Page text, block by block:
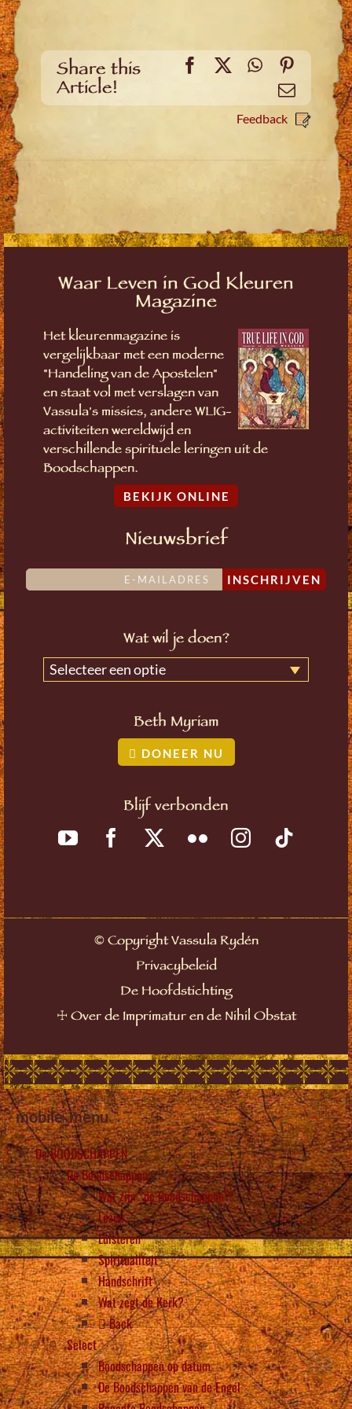
Share this
Article!
Facebook
X WhatsApp
Email
Feedback
Waar Leven in God Kleuren
Magazine
Het kleurenmagazine is
vergelijkbaar met een moderne
"Handeling van de Apostelen"
en staat vol met verslagen van
Vassula's missies, andere WLIG-
activiteiten wereldwijd en
verschillende spirituele leringen uit de
Boodschappen.
BEKIJK ONLINE
Nieuwsbrief
INSCHRIJVEN
Wat wil je doen?
Selecteer een optie
Beth Myriam
DONEER NU
Blijf verbonden
©Copyright Vassula Rydén
Privacybeleid
De Hoofdstichting
☩ Over de Imprimatur en de Nihil Obstat
mobile_menu
De BOODSCHAPPEN
De Boodschappen
Wat zijn “de Boodschappen”?
Lezen
Luisteren
Spiritualiteit
Handschrift
Wat zegt de Kerk?
Back
Select
Boodschappen op datum
De Boodschappen van de Engel